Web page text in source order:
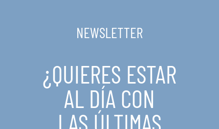
NEWSLETTER
¿QUIERES ESTAR
AL DÍA CON
LAS ÚLTIMAS